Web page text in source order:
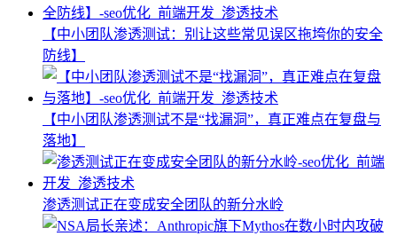
【中小团队渗透测试：别让这些常见误区拖垮你的安全
防线】
【中小团队渗透测试不是“找漏洞”，真正难点在复盘与
落地】
渗透测试正在变成安全团队的新分水岭